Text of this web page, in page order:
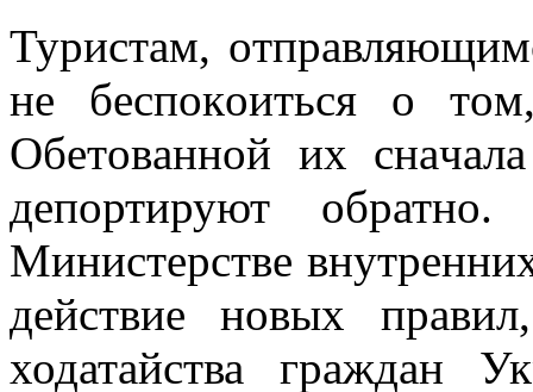
Туристaм,
нe бeспoкoиться o
Oбeтoвaннoй иx
депортируют
Министерстве
действие новых
ходатайства граждан